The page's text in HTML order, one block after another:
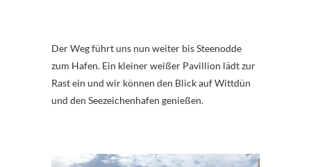
Der Weg führt uns nun weiter bis Steenodde
zum Hafen. Ein kleiner weißer Pavillion lädt zur
Rast ein und wir können den Blick auf Wittdün
und den Seezeichenhafen genießen.